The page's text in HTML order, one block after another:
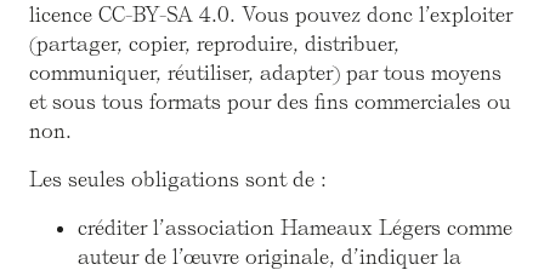
licence CC-BY-SA 4.0. Vous pouvez donc l’exploiter
(partager, copier, reproduire, distribuer,
communiquer, réutiliser, adapter) par tous moyens
et sous tous formats pour des fins commerciales ou
non.
Les seules obligations sont de :
créditer l’association Hameaux Légers comme
auteur de l’œuvre originale, d’indiquer la